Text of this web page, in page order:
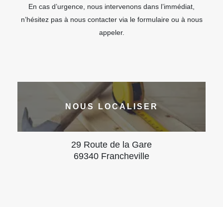
En cas d’urgence, nous intervenons dans l’immédiat,
n’hésitez pas à nous contacter via le formulaire ou à nous
appeler.
NOUS LOCALISER
29 Route de la Gare
69340 Francheville